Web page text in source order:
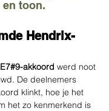
toon.
Hendrix-
E7#9-akkoord werd noot
De deelnemers
klinkt, hoe je het
het zo kenmerkend is